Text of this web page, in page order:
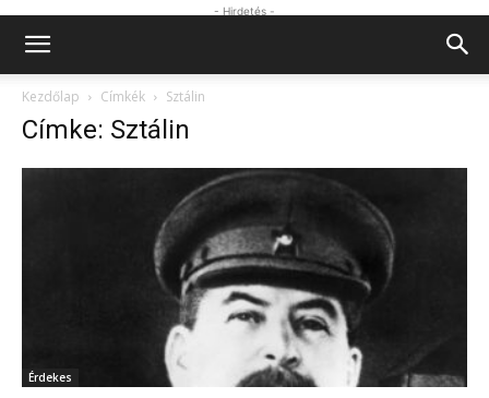
- Hirdetés -
Kezdőlap Címkék Sztálin
Címke: Sztálin
Érdekes